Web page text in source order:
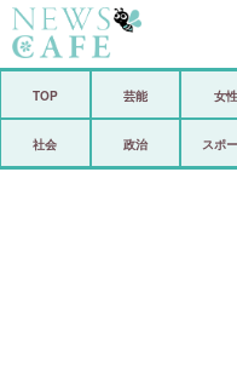
TOP 芸能 女性
社会 政治 スポ